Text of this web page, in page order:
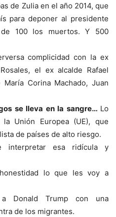
de Zulia en el año 2014, que
para deponer al presidente
de 100 los muertos. Y 500
complicidad con la ex
el ex alcalde Rafael
Corina Machado, Juan
se lleva en la sangre… Lo
Unión Europea (UE), que
de países de alto riesgo.
interpretar esa ridícula y
lo que les voy a
Donald Trump con una
de los migrantes.